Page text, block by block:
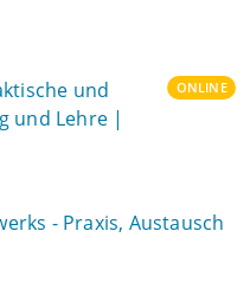
und
und Lehre |
ONLINE
- Praxis, Austausch